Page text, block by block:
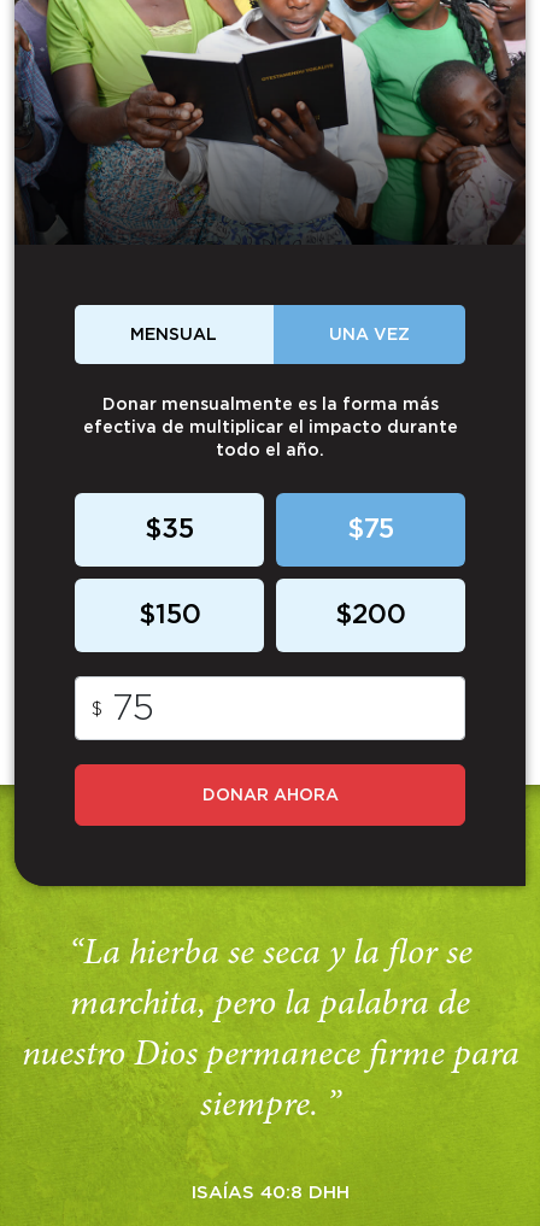
MENSUAL UNA VEZ
Donar mensualmente es la forma más
efectiva de multiplicar el impacto durante
todo el año.
$35 $75
$150 $200
$
DONAR AHORA
“La hierba se seca y la flor se
marchita, pero la palabra de
nuestro Dios permanece firme para
siempre. ”
ISAÍAS 40:8 DHH